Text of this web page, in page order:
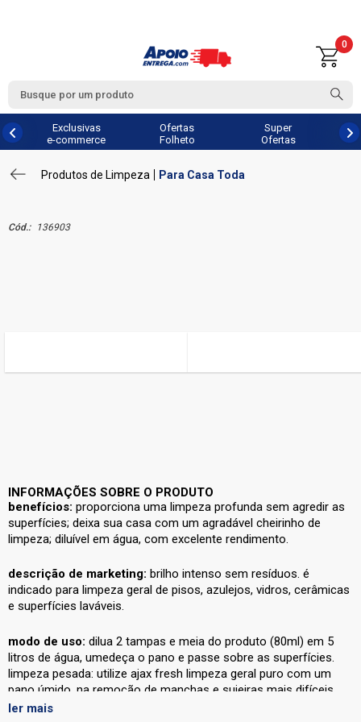
0
Exclusivas
e-commerce
Ofertas
Folheto
Super
Ofertas
Produtos de Limpeza Para Casa Toda
Cód.: 136903
INFORMAÇÕES SOBRE O PRODUTO
benefícios: proporciona uma limpeza profunda sem agredir as
superfícies; deixa sua casa com um agradável cheirinho de
limpeza; diluível em água, com excelente rendimento.
descrição de marketing: brilho intenso sem resíduos. é
indicado para limpeza geral de pisos, azulejos, vidros, cerâmicas
e superfícies laváveis.
modo de uso: dilua 2 tampas e meia do produto (80ml) em 5
litros de água, umedeça o pano e passe sobre as superfícies.
limpeza pesada: utilize ajax fresh limpeza geral puro com um
pano úmido, na remoção de manchas e sujeiras mais difíceis.
ler mais